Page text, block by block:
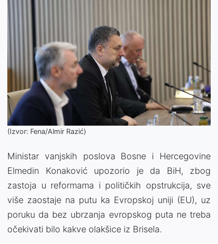
(Izvor: Fena/Almir Razić)
Ministar vanjskih poslova Bosne i Hercegovine
Elmedin Konaković upozorio je da BiH, zbog
zastoja u reformama i političkih opstrukcija, sve
više zaostaje na putu ka Evropskoj uniji (EU), uz
poruku da bez ubrzanja evropskog puta ne treba
očekivati bilo kakve olakšice iz Brisela.